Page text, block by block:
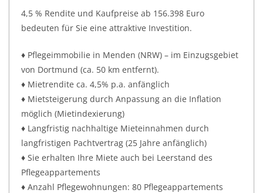
4,5 % Rendite und Kaufpreise ab 156.398 Euro
bedeuten für Sie eine attraktive Investition.
♦ Pflegeimmobilie in Menden (NRW) – im Einzugsgebiet
von Dortmund (ca. 50 km entfernt).
♦ Mietrendite ca. 4,5% p.a. anfänglich
♦ Mietsteigerung durch Anpassung an die Inflation
möglich (Mietindexierung)
♦ Langfristig nachhaltige Mieteinnahmen durch
langfristigen Pachtvertrag (25 Jahre anfänglich)
♦ Sie erhalten Ihre Miete auch bei Leerstand des
Pflegeappartements
♦ Anzahl Pflegewohnungen: 80 Pflegeappartements